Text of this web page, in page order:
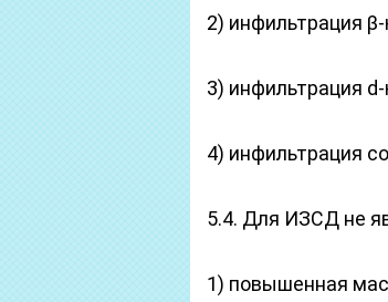
2) инфильтрация
3) инфильтрация
4) инфильтрация
5.4. Для ИЗСД не
1) повышенная